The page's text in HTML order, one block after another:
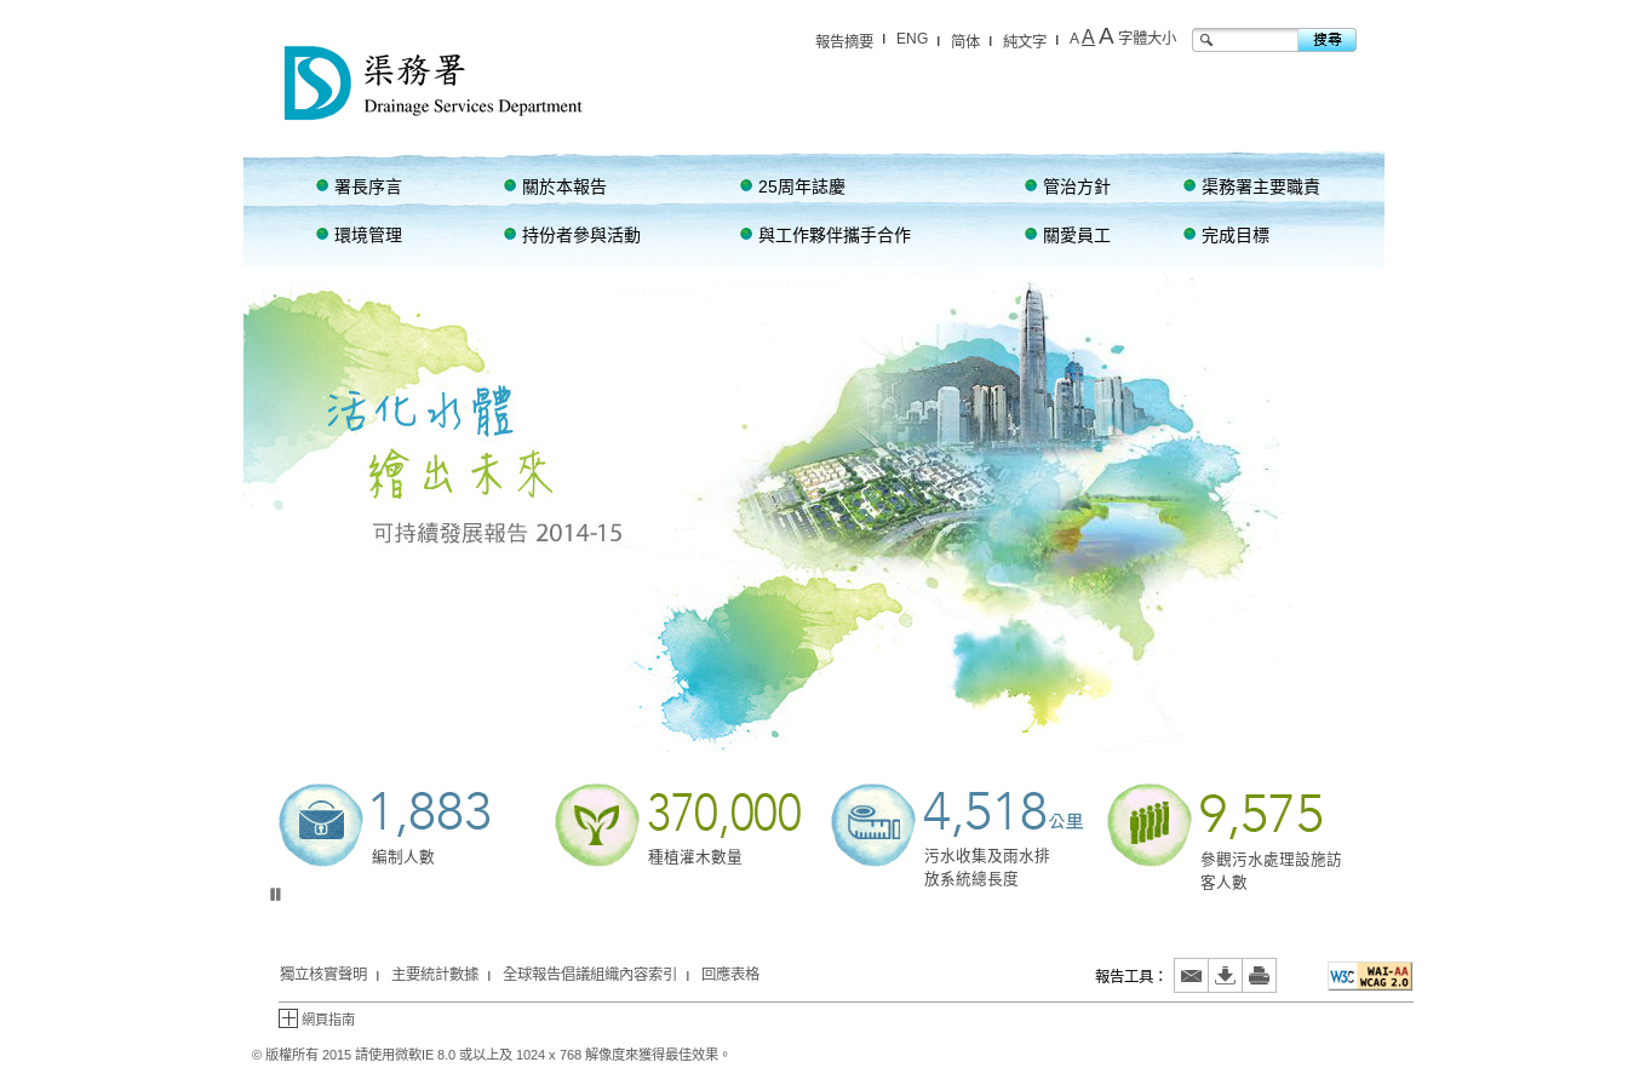
報告摘要 ENG 简体 純文字 A A A 字體大小
署長序言 關於本報告 25周年誌慶 管治方針 渠務署主要職責
環境管理 持份者參與活動 與工作夥伴攜手合作 關愛員工 完成目標
編制人數 種植灌木數量
污水收集及雨水排
放系統總長度
參觀污水處理設施訪
客人數
獨立核實聲明 主要統計數據 全球報告倡議組織內容索引 回應表格 報告工具：
網頁指南
© 版權所有 2015 請使用微軟IE 8.0 或以上及 1024 x 768 解像度來獲得最佳效果。